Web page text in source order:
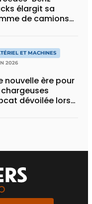
élargit sa
de camions
Lowliner
ET MACHINES
2026
nouvelle ère pour
dévoilée lors